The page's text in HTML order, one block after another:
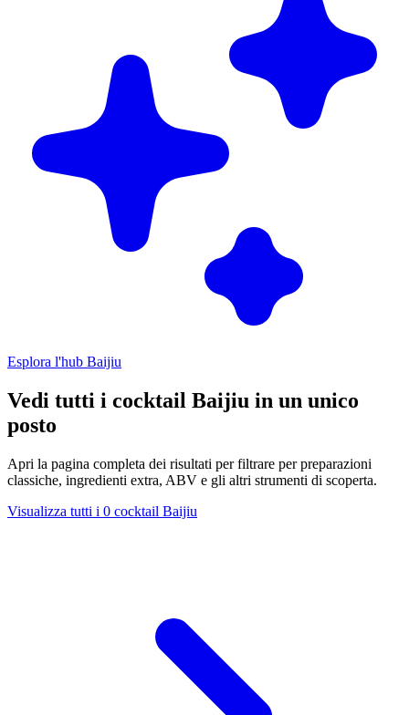
Esplora l'hub Baijiu
Vedi tutti i cocktail Baijiu in un unico
posto
Apri la pagina completa dei risultati per filtrare per preparazioni
classiche, ingredienti extra, ABV e gli altri strumenti di scoperta.
Visualizza tutti i 0 cocktail Baijiu